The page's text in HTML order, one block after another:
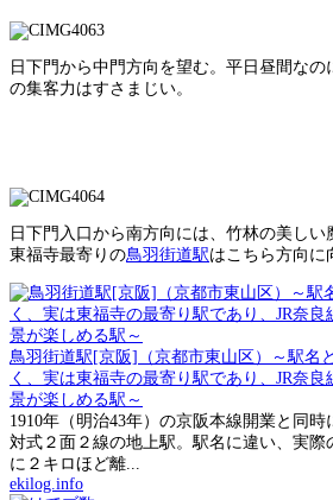
日下門から中門方向を望む。平日昼間なの
の集客力はすさまじい。
日下門入口から南方向には、竹林の美しい
東福寺最寄りの鳥羽街道駅はこちら方向に
鳥羽街道駅[京阪]（京都市東山区）～駅名
く、実は東福寺の最寄り駅であり、JR奈
景が楽しめる駅～
1910年（明治43年）の京阪本線開業と同
対式２面２線の地上駅。駅名に違い、実際
に２キロほど離...
ekilog.info